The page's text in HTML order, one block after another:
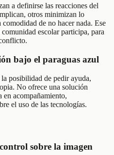
a definirse las reacciones del
otros minimizan lo
de no hacer nada. Ese
escolar participa, para
bajo el paraguas azul
posibilidad de pedir ayuda,
No ofrece una solución
en acompañamiento,
el uso de las tecnologías.
sobre la imagen